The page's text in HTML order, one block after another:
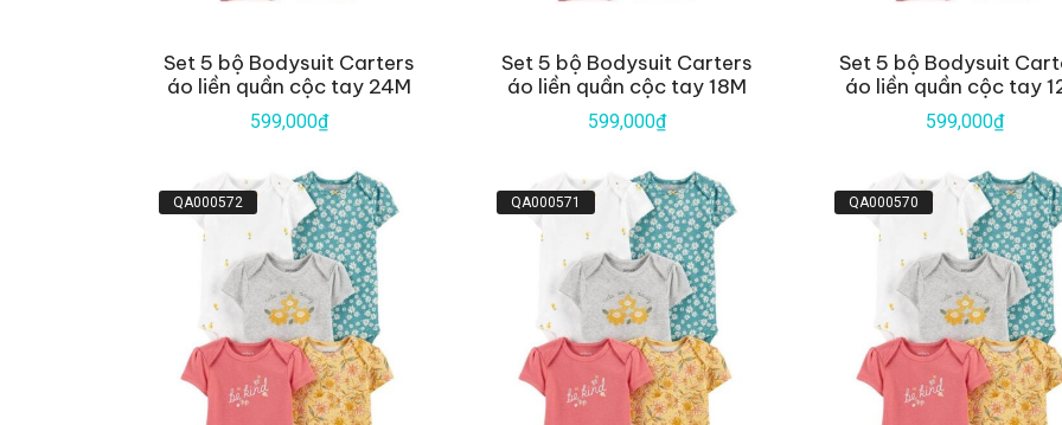
Set 5 bộ Bodysuit Carters
áo liền quần cộc tay 24M
599,000₫
Set 5 bộ Bodysuit Carters
áo liền quần cộc tay 18M
599,000₫
Set 5 bộ Bodysuit
áo liền quần cộc tay
599,000₫
QA000572 QA000571 QA000570